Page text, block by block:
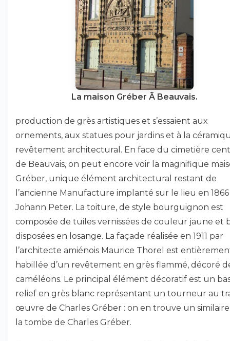
La maison Gréber Ã Beauvais.
production de grès artistiques et s’essaient aux
ornements, aux statues pour jardins et à la
revêtement architectural. En face du cimetière
de Beauvais, on peut encore voir la magnifique
Gréber, unique élément architectural restant de
l’ancienne Manufacture implanté sur le lieu en
Johann Peter. La toiture, de style bourguignon est
composée de tuiles vernissées de couleur jaune et
disposées en losange. La façade réalisée en 1911 par
l’architecte amiénois Maurice Thorel est
habillée d’un revêtement en grès flammé, décoré
caméléons. Le principal élément décoratif est un
relief en grès blanc représentant un tourneur au
œuvre de Charles Gréber : on en trouve un
la tombe de Charles Gréber.